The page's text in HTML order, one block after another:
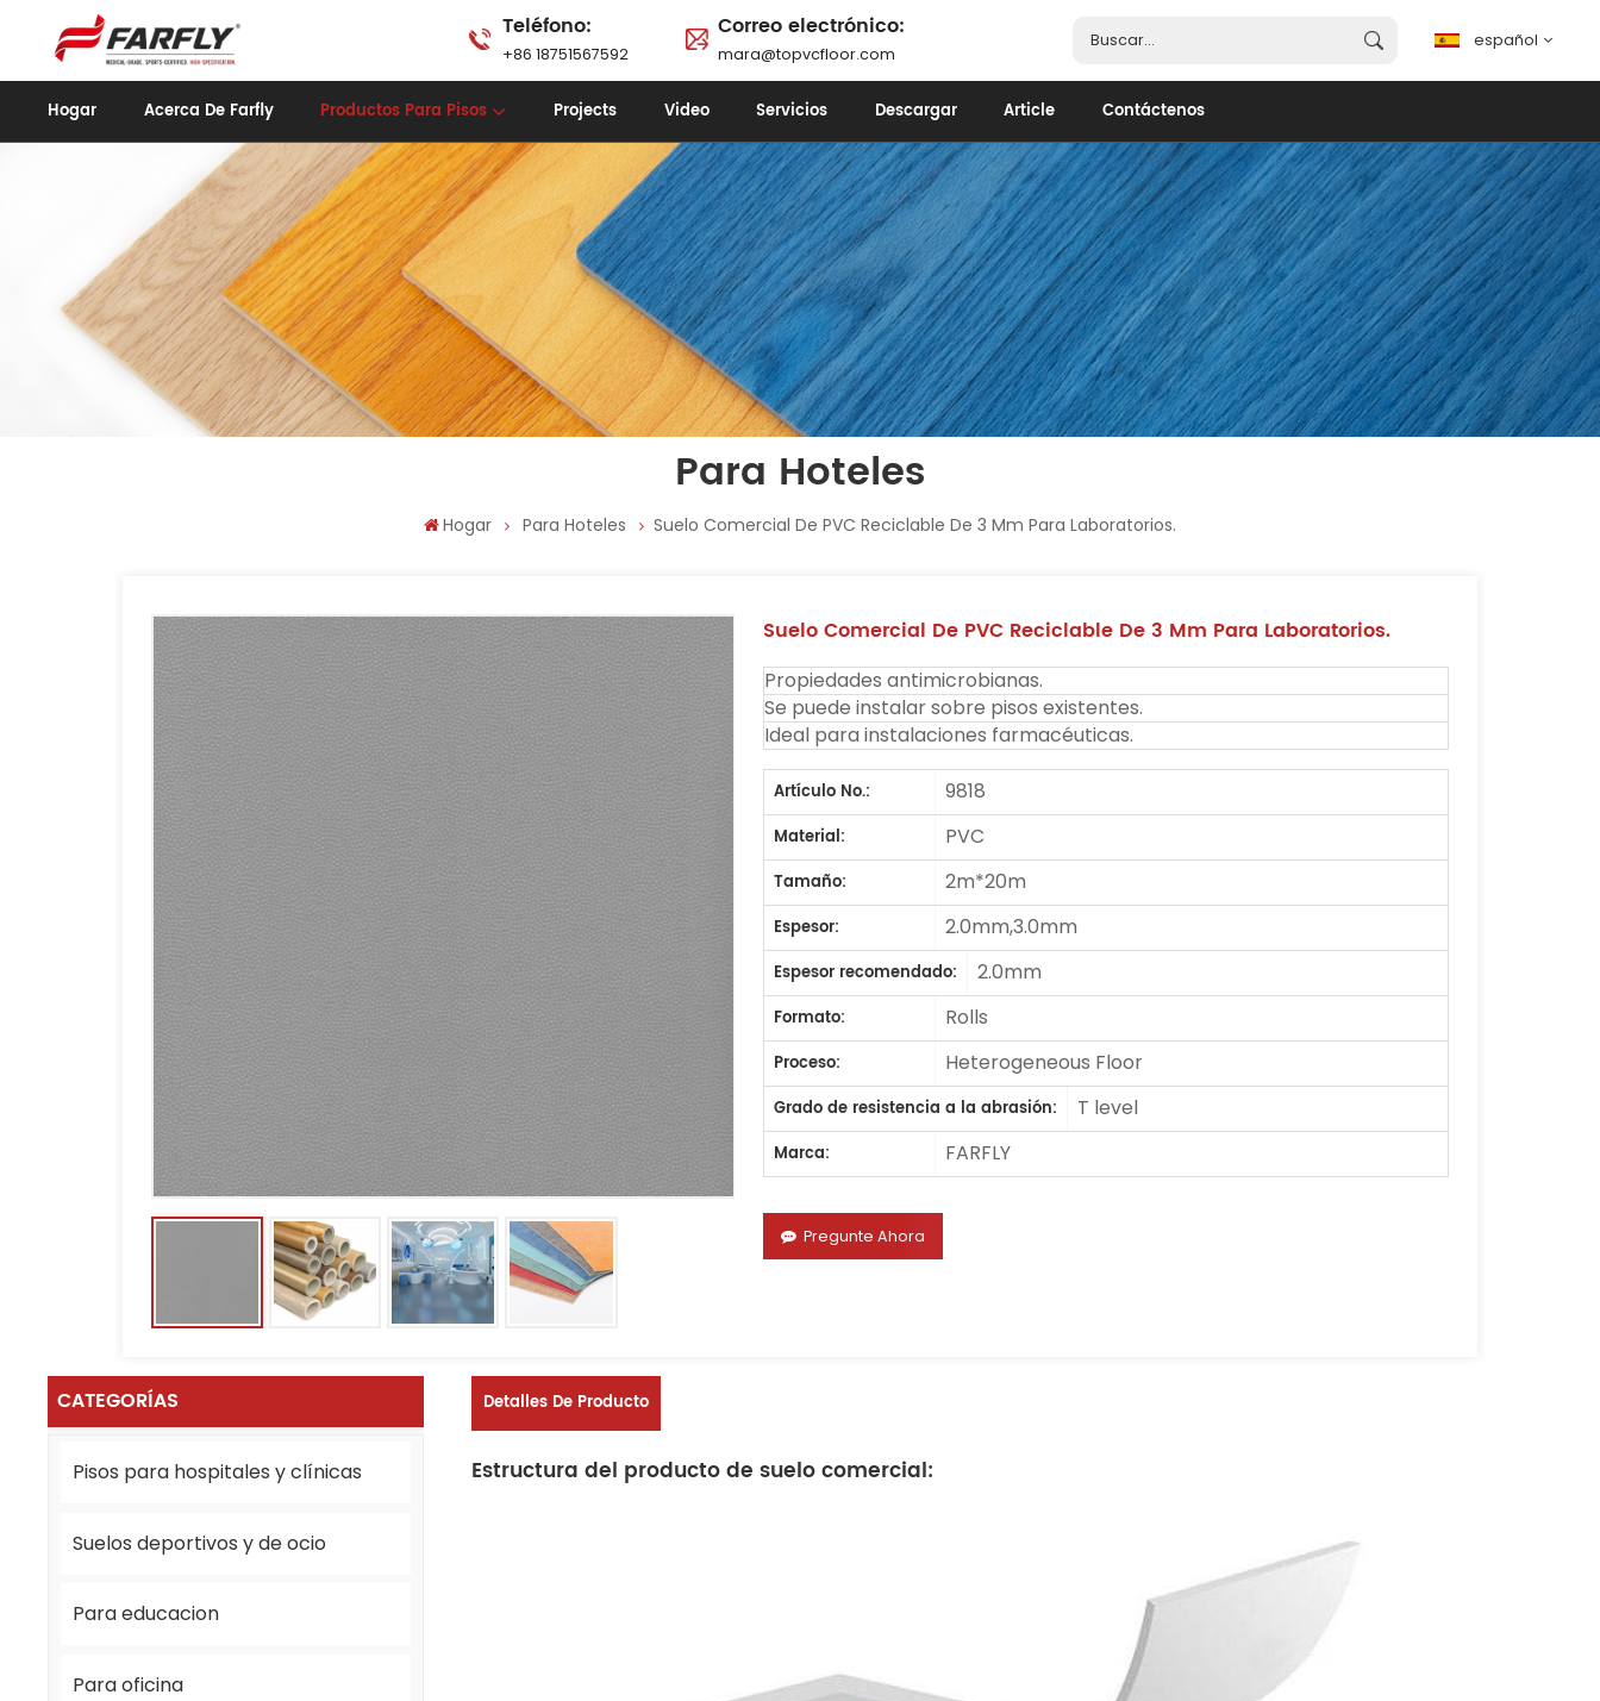
Teléfono:
+86 18751567592
Correo electrónico:
mara@topvcfloor.com
español
español
English
français
português
العربية
Hogar Acerca De Farfly Productos Para Pisos Projects Video Servicios Descargar Article Contáctenos
Para Hoteles
Hogar Para Hoteles Suelo Comercial De PVC Reciclable De 3 Mm Para Laboratorios.
Suelo Comercial De PVC Reciclable De 3 Mm Para Laboratorios.
Propiedades antimicrobianas.
Se puede instalar sobre pisos existentes.
Ideal para instalaciones farmacéuticas.
Artículo No.: 9818
Material: PVC
Tamaño: 2m*20m
Espesor: 2.0mm,3.0mm
Espesor recomendado: 2.0mm
Formato: Rolls
Proceso: Heterogeneous Floor
Grado de resistencia a la abrasión: T level
Marca: FARFLY
Pregunte Ahora
CATEGORÍAS
Pisos para hospitales y clínicas
Suelos deportivos y de ocio
Para educacion
Para oficina
Detalles De Producto
Estructura del producto de suelo comercial: